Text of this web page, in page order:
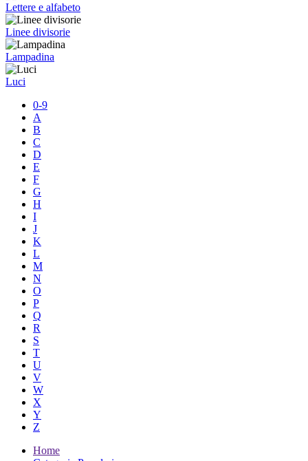
Lettere e alfabeto
Linee divisorie
Lampadina
Luci
0-9
A
B
C
D
E
F
G
H
I
J
K
L
M
N
O
P
Q
R
S
T
U
V
W
X
Y
Z
Home